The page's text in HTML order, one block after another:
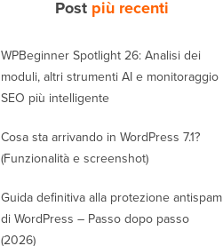
Post più recenti
WPBeginner Spotlight 26: Analisi dei
moduli, altri strumenti AI e monitoraggio
SEO più intelligente
Cosa sta arrivando in WordPress 7.1?
(Funzionalità e screenshot)
Guida definitiva alla protezione antispam
di WordPress – Passo dopo passo
(2026)